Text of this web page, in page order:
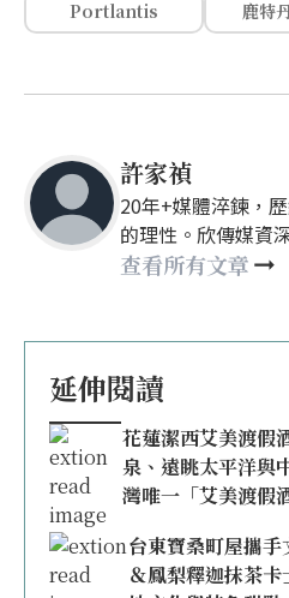
Portlantis
鹿特
許家禎
20年+媒體淬鍊，
的理性。欣傳媒資
查看所有文章
延伸閱讀
花蓮潔西艾美渡假
泉、遠眺太平洋與
灣唯一「艾美渡假
台東寶桑町屋攜
＆鳳梨釋迦抹茶